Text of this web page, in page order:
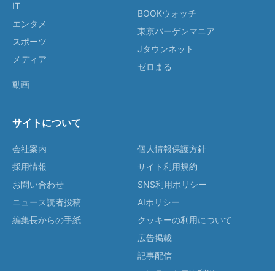
IT
エンタメ
スポーツ
メディア
動画
BOOKウォッチ
東京バーゲンマニア
Jタウンネット
ゼロまる
サイトについて
会社案内
採用情報
お問い合わせ
ニュース読者投稿
編集長からの手紙
個人情報保護方針
サイト利用規約
SNS利用ポリシー
AIポリシー
クッキーの利用について
広告掲載
記事配信